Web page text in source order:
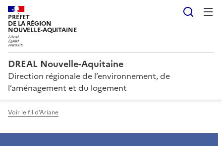
PRÉFET
DE LA RÉGION
NOUVELLE-AQUITAINE
DREAL Nouvelle-Aquitaine
Direction régionale de l’environnement, de
l’aménagement et du logement
Voir le fil d'Ariane